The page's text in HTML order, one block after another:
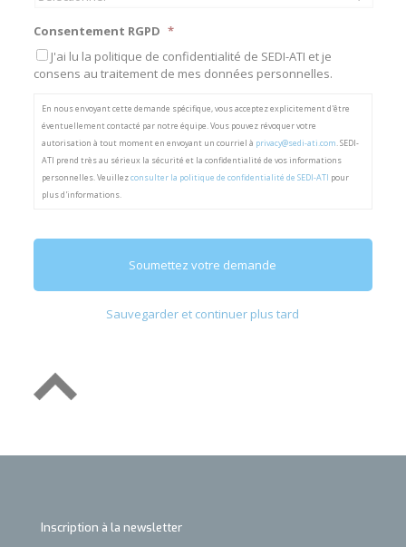
Consentement RGPD *
J'ai lu la politique de confidentialité de SEDI-ATI et je
consens au traitement de mes données personnelles.
En nous envoyant cette demande spécifique, vous acceptez explicitement d'être
éventuellement contacté par notre équipe. Vous pouvez révoquer votre
autorisation à tout moment en envoyant un courriel à privacy@sedi-ati.com. SEDI-
ATI prend très au sérieux la sécurité et la confidentialité de vos informations
personnelles. Veuillezconsulter la politique de confidentialité de SEDI-ATI pour
plus d'informations.
Sauvegarder et continuer plus tard
Inscription à la newsletter